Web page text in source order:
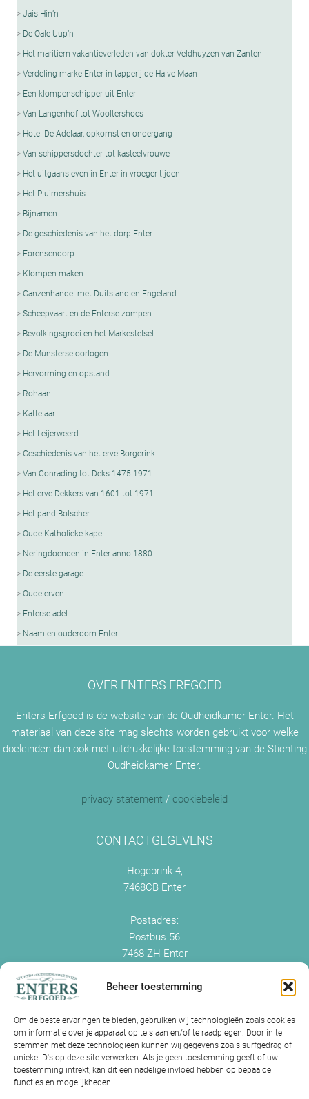
Beheer toestemming
Om de beste ervaringen te bieden, gebruiken wij technologieën zoals cookies
om informatie over je apparaat op te slaan en/of te raadplegen. Door in te
stemmen met deze technologieën kunnen wij gegevens zoals surfgedrag of
unieke ID's op deze site verwerken. Als je geen toestemming geeft of uw
toestemming intrekt, kan dit een nadelige invloed hebben op bepaalde
functies en mogelijkheden.
Jais-Hin’n
De Oale Uup’n
Het maritiem vakantieverleden van dokter Veldhuyzen van Zanten
Verdeling marke Enter in tapperij de Halve Maan
Een klompenschipper uit Enter
Van Langenhof tot Wooltershoes
Hotel De Adelaar, opkomst en ondergang
Van schippersdochter tot kasteelvrouwe
Het uitgaansleven in Enter in vroeger tijden
Het Pluimershuis
Bijnamen
De geschiedenis van het dorp Enter
Forensendorp
Klompen maken
Ganzenhandel met Duitsland en Engeland
Scheepvaart en de Enterse zompen
Bevolkingsgroei en het Markestelsel
De Munsterse oorlogen
Hervorming en opstand
Rohaan
Kattelaar
Het Leijerweerd
Geschiedenis van het erve Borgerink
Van Conrading tot Deks 1475-1971
Het erve Dekkers van 1601 tot 1971
Het pand Bolscher
Oude Katholieke kapel
Neringdoenden in Enter anno 1880
De eerste garage
Oude erven
Enterse adel
Naam en ouderdom Enter
OVER ENTERS ERFGOED
Enters Erfgoed is de website van de Oudheidkamer Enter. Het
materiaal van deze site mag slechts worden gebruikt voor welke
doeleinden dan ook met uitdrukkelijke toestemming van de Stichting
Oudheidkamer Enter.
privacy statement / cookiebeleid
CONTACTGEGEVENS
Hogebrink 4,
7468CB Enter
Postadres:
Postbus 56
7468 ZH Enter
info@enterserfgoed.nl
IK HEB OUDE FOTO'S
Is Historisch Enter daarin geïnteresseerd?
Jazeker! Hebt u oude foto’s of videos van Enter? Dan kunt u contact